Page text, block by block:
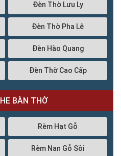
Đèn Thờ Lưu Ly
Đèn Thờ Pha Lê
Đèn Hào Quang
Đèn Thờ Cao Cấp
BÀN THỜ
Rèm Hạt Gỗ
Rèm Nan Gỗ Sồi